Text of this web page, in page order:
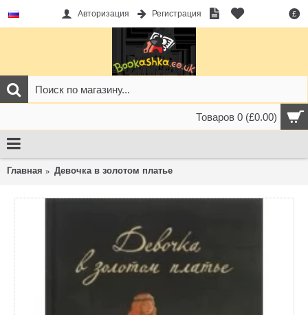
£
Авторизация Регистрация
Товаров 0 (£0.00)
Главная Девочка в золотом платье